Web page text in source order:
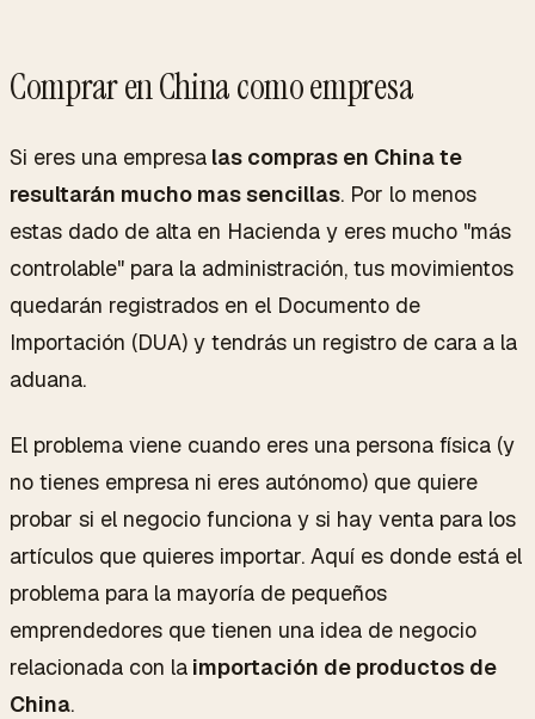
Comprar en China como empresa
Si eres una empresa las compras en China te
resultarán mucho mas sencillas. Por lo menos
estas dado de alta en Hacienda y eres mucho "más
controlable" para la administración, tus movimientos
quedarán registrados en el Documento de
Importación (DUA) y tendrás un registro de cara a la
aduana.
El problema viene cuando eres una persona física (y
no tienes empresa ni eres autónomo) que quiere
probar si el negocio funciona y si hay venta para los
artículos que quieres importar. Aquí es donde está el
problema para la mayoría de pequeños
emprendedores que tienen una idea de negocio
relacionada con la importación de productos de
China.